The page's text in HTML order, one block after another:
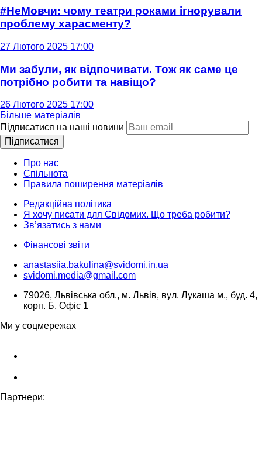
#НеМовчи: чому театри роками ігнорували
проблему харасменту?
27 Лютого 2025 17:00
Ми забули, як відпочивати. Тож як саме це
потрібно робити та навіщо?
26 Лютого 2025 17:00
Більше матеріалів
Підписатися на наші новини
Підписатися
Про нас
Спільнота
Правила поширення матеріалів
Редакційна політика
Я хочу писати для Свідомих. Що треба робити?
Зв’язатись з нами
Фінансові звіти
anastasiia.bakulina@svidomi.in.ua
svidomi.media@gmail.com
79026, Львівська обл., м. Львів, вул. Лукаша м., буд. 4,
корп. Б, Офіс 1
Ми у соцмережах
Партнери: